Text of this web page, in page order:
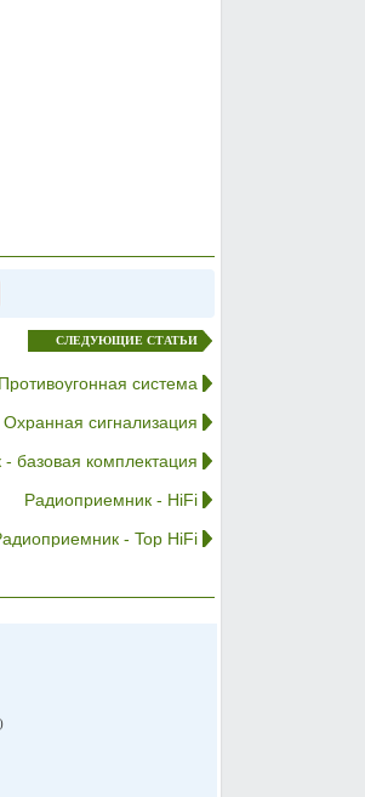
СЛЕДУЮЩИЕ СТАТЬИ
Противоугонная система
Охранная сигнализация
базовая комплектация
Радиоприемник - HiFi
- Top HiFi